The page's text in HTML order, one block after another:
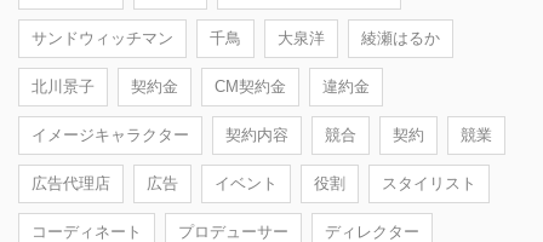
サンドウィッチマン 千鳥 大泉洋 綾瀬はるか
北川景子 契約金 CM契約金 違約金
イメージキャラクター 契約内容 競合 契約 競業
広告代理店 広告 イベント 役割 スタイリスト
コーディネート プロデューサー ディレクター